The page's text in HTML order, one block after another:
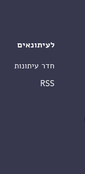
לעיתונאים
חדר עיתונות
RSS